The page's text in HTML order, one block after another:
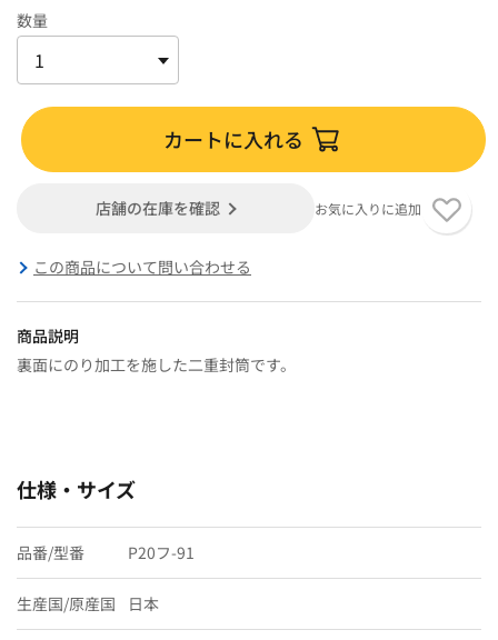
数量
カートに入れる
店舗の在庫を確認 お気に入りに追加
この商品について問い合わせる
商品説明
裏面にのり加工を施した二重封筒です。
仕様・サイズ
品番/型番 P20フ-91
生産国/原産国 日本